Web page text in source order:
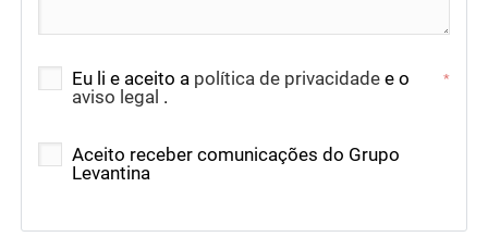
Eu li e aceito a política de privacidade e o
aviso legal .
*
Aceito receber comunicações do Grupo
Levantina